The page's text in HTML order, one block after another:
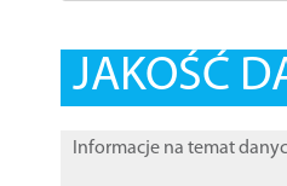
JAKOŚĆ
Informacje na temat